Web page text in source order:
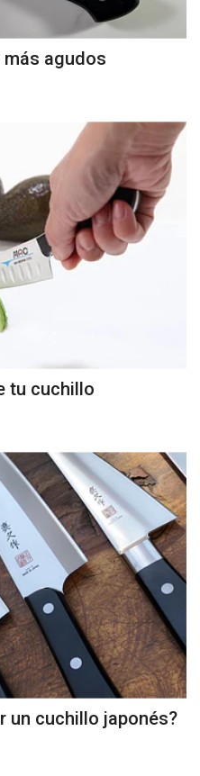
agudos
tu cuchillo
un cuchillo japonés?